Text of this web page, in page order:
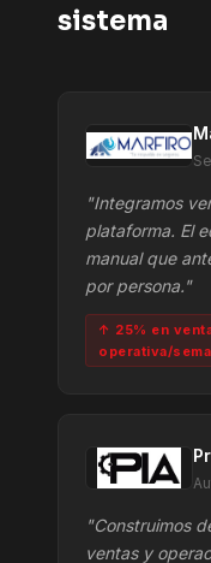
sistema
"Integramos
plataforma. El
manual que
por persona."
↑ 25% en
operativa/
"Construimos
ventas y